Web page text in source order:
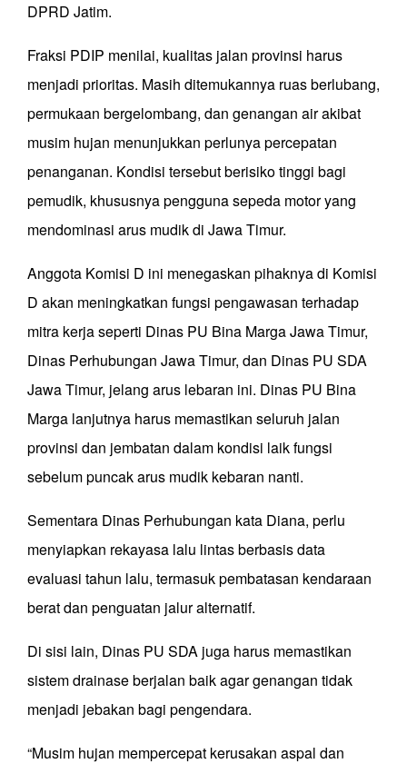
DPRD Jatim.
Fraksi PDIP menilai, kualitas jalan provinsi harus
menjadi prioritas. Masih ditemukannya ruas berlubang,
permukaan bergelombang, dan genangan air akibat
musim hujan menunjukkan perlunya percepatan
penanganan. Kondisi tersebut berisiko tinggi bagi
pemudik, khususnya pengguna sepeda motor yang
mendominasi arus mudik di Jawa Timur.
Anggota Komisi D ini menegaskan pihaknya di Komisi
D akan meningkatkan fungsi pengawasan terhadap
mitra kerja seperti Dinas PU Bina Marga Jawa Timur,
Dinas Perhubungan Jawa Timur, dan Dinas PU SDA
Jawa Timur, jelang arus lebaran ini. Dinas PU Bina
Marga lanjutnya harus memastikan seluruh jalan
provinsi dan jembatan dalam kondisi laik fungsi
sebelum puncak arus mudik kebaran nanti.
Sementara Dinas Perhubungan kata Diana, perlu
menyiapkan rekayasa lalu lintas berbasis data
evaluasi tahun lalu, termasuk pembatasan kendaraan
berat dan penguatan jalur alternatif.
Di sisi lain, Dinas PU SDA juga harus memastikan
sistem drainase berjalan baik agar genangan tidak
menjadi jebakan bagi pengendara.
“Musim hujan mempercepat kerusakan aspal dan